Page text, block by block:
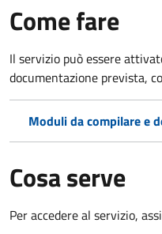
Come fare
Il servizio può essere
documentazione prevista,
Moduli da compilare e
Cosa serve
Per accedere al servizio,